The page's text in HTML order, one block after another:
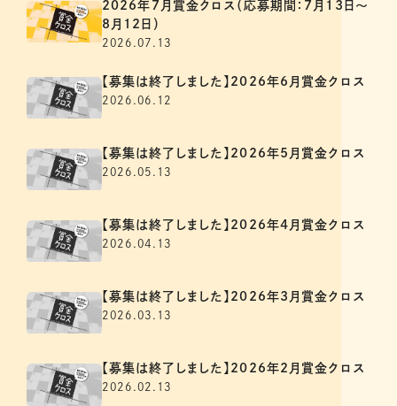
2026年7月賞金クロス（応募期間：7月13日～
8月12日）
2026.07.13
【募集は終了しました】2026年6月賞金クロス
2026.06.12
【募集は終了しました】2026年5月賞金クロス
2026.05.13
【募集は終了しました】2026年4月賞金クロス
2026.04.13
【募集は終了しました】2026年3月賞金クロス
2026.03.13
【募集は終了しました】2026年2月賞金クロス
2026.02.13